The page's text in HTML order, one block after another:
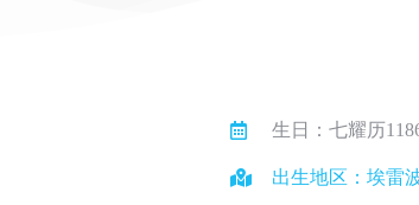
生日：七耀历
出生地区：埃雷